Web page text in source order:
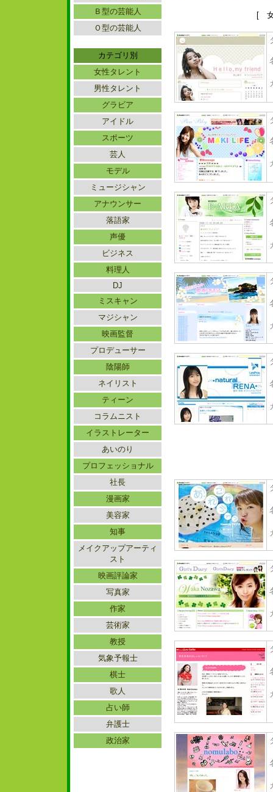
Ｂ型の芸能人
Ｏ型の芸能人
カテゴリ別
女性タレント
男性タレント
グラビア
アイドル
スポーツ
芸人
モデル
ミュージシャン
アナウンサー
落語家
声優
ビジネス
料理人
DJ
ミスキャン
マジシャン
映画監督
プロデューサー
陰陽師
ネイリスト
ティーン
コラムニスト
イラストレーター
あいのり
プロフェッショナル
社長
漫画家
美容家
知事
メイクアップアーティ
スト
映画評論家
写真家
作家
芸術家
教授
気象予報士
棋士
歌人
占い師
弁護士
政治家
[